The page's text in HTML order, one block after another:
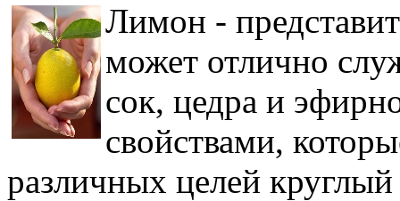
Лимон -
может отлично
сок, цедра и
свойствами,
различных целей круглый